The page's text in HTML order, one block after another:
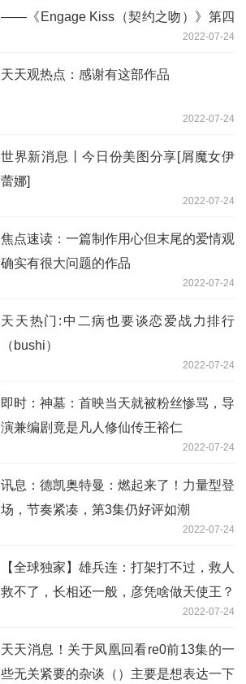
——《Engage Kiss（契约之吻）》第四
2022-07-24
天天观热点：感谢有这部作品
2022-07-24
世界新消息丨今日份美图分享[屑魔女伊
蕾娜]
2022-07-24
焦点速读：一篇制作用心但末尾的爱情观
确实有很大问题的作品
2022-07-24
天天热门:中二病也要谈恋爱战力排行
（bushi）
2022-07-24
即时：神墓：首映当天就被粉丝惨骂，导
演兼编剧竟是凡人修仙传王裕仁
2022-07-24
讯息：德凯奥特曼：燃起来了！力量型登
场，节奏紧凑，第3集仍好评如潮
2022-07-24
【全球独家】雄兵连：打架打不过，救人
救不了，长相还一般，彦凭啥做天使王？
2022-07-24
天天消息！关于凤凰回看re0前13集的一
些无关紧要的杂谈（）主要是想表达一下